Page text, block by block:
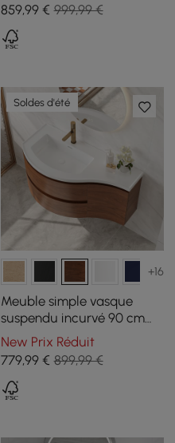
859,99€ 999,99 €
Soldes d'été
+16
Meuble simple vasque
suspendu incurvé 90 cm
avec rangement
New Prix Réduit
779,99€ 899,99 €